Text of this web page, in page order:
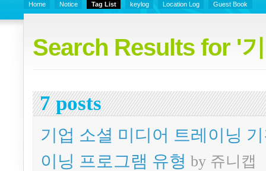
Home Notice Tag List keylog Location Log Guest Book
Search Results for '
7 posts
기업 소셜 미디어 트레이닝
이닝 프로그램 유형 by 쥬니캡